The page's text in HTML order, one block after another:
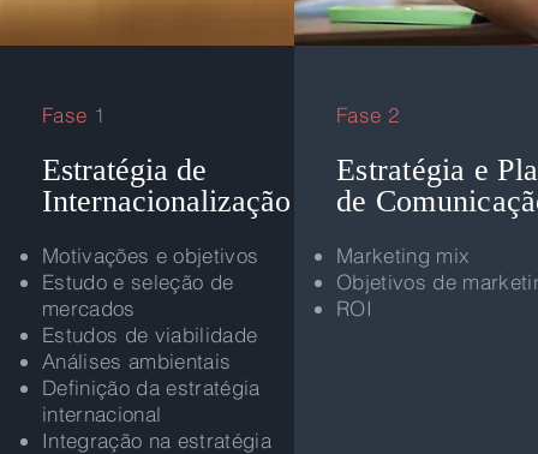
Fase 1
Estratégia de
Internacionalização
Motivações e objetivos
Estudo e seleção de
mercados
Estudos de viabilidade
Análises ambientais
Definição da estratégia
internacional
Integração na estratégia
Fase 2
Estratégia e
de
Marketing mix
Objetivos de
ROI